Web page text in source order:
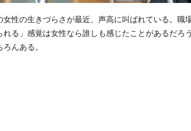
女性の生きづらさが最近、声高に叫ばれている。職
れる」感覚は女性なら誰しも感じたことがあるだ
んある。